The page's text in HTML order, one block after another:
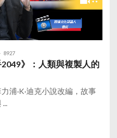
8927
2049》：人類與複製人的
浦·K·迪克小說改編，故事